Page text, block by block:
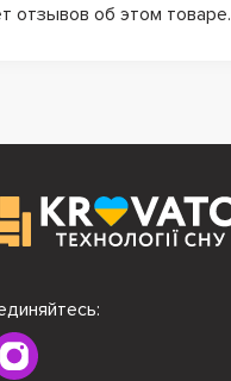
отзывов об этом товаре.